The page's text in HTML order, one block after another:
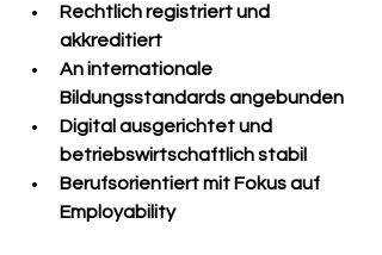
Rechtlich registriert und
akkreditiert
An internationale
Bildungsstandards angebunden
Digital ausgerichtet und
betriebswirtschaftlich stabil
Berufsorientiert mit Fokus auf
Employability